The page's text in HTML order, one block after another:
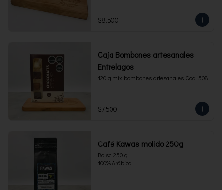
$8.500
Caja Bombones artesanales
Entrelagos
120 g mix bombones artesanales Cod. 508
$7.500
Café Kawas molido 250g
Bolsa 250 g
100% Arábica